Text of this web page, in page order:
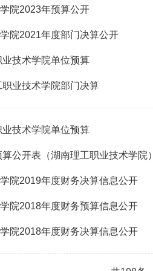
院2023年预算公开
院2021年度部门决算公开
技术学院单位预算
业技术学院部门决算
技术学院单位预算
公开表（湖南理工职业技术学院）
院2019年度财务决算信息公开
院2018年度财务预算信息公开
院2018年度财务决算信息公开